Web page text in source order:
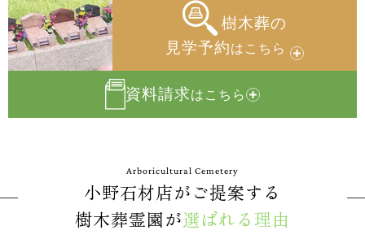
樹木葬の
見学予約はこちら
資料請求はこちら
Arboricultural Cemetery
小野石材店がご提案する
樹木葬霊園が選ばれる理由